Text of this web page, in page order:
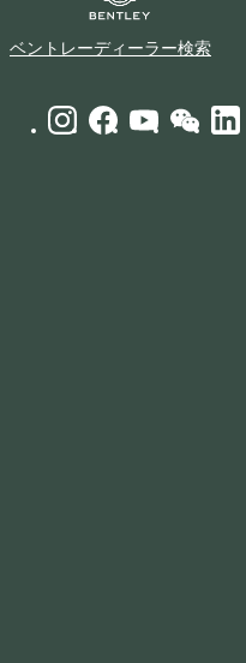
ベントレーディーラー検索
INSTAGRAM LOGO"
FACEBOOK
YOUTUBE